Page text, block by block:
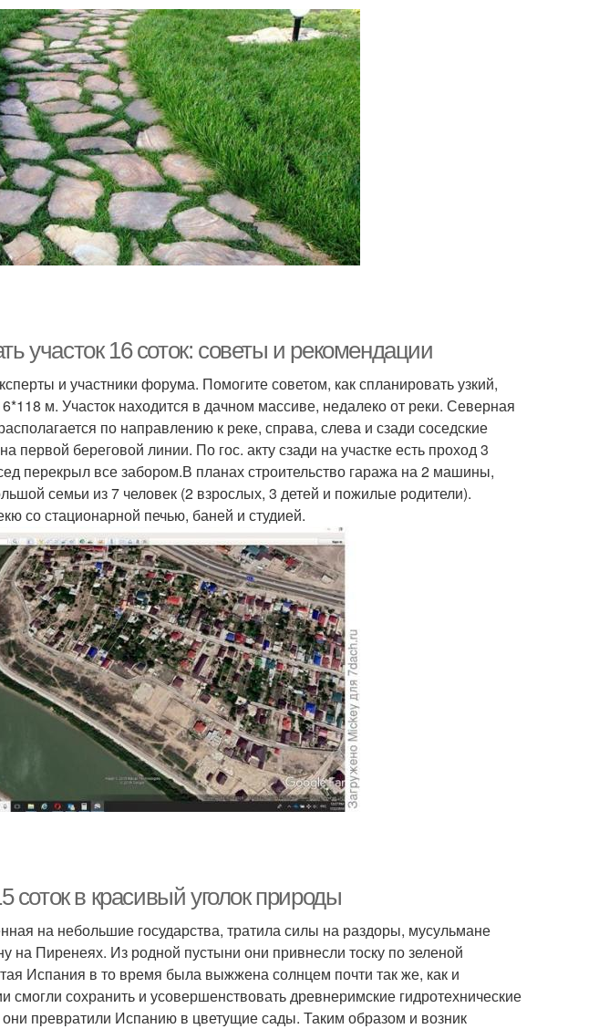
участок 16 соток: советы и рекомендации
и участники форума. Помогите советом, как спланировать узкий,
м. Участок находится в дачном массиве, недалеко от реки. Северная
по направлению к реке, справа, слева и сзади соседские
первой береговой линии. По гос. акту сзади на участке есть проход 3
перекрыл все забором.В планах строительство гаража на 2 машины,
семьи из 7 человек (2 взрослых, 3 детей и пожилые родители).
со стационарной печью, баней и студией.
соток в красивый уголок природы
на небольшие государства, тратила силы на раздоры, мусульмане
на Пиренеях. Из родной пустыни они привнесли тоску по зеленой
Испания в то время была выжжена солнцем почти так же, как и
сохранить и усовершенствовать древнеримские гидротехнические
превратили Испанию в цветущие сады. Таким образом и возник